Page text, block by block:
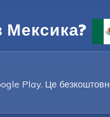
Play. Це